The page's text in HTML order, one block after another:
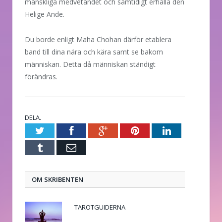
Helige Ande.
Du borde enligt Maha Chohan därför etablera
band till dina nära och kära samt se bakom
människan. Detta då människan ständigt
förändras.
DELA.
TwitterFacebookGoogle+PinterestLinkedIn
Tumblr E-
OM SKRIBENTEN
TAROTGUIDERNA